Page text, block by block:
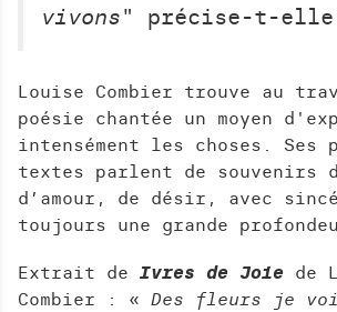
vivons" précise-t-
Louise Combier trouve au
poésie chantée un moyen
intensément les choses. Ses
textes parlent de souvenirs
d’amour, de désir, avec
toujours une grande
Extrait de Ivres de Joie de
Combier : « Des fleurs je